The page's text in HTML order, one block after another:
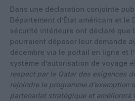
Dans une déclaration conjointe
Département d’État américain et le
sécurité intérieure ont déclaré que
pourraient déposer leur demande
décembre via le portail en ligne et
système d’autorisation de voyage
respect par le Qatar des exigences
rejoindre le programme d’exemption
partenariat stratégique et améliorera